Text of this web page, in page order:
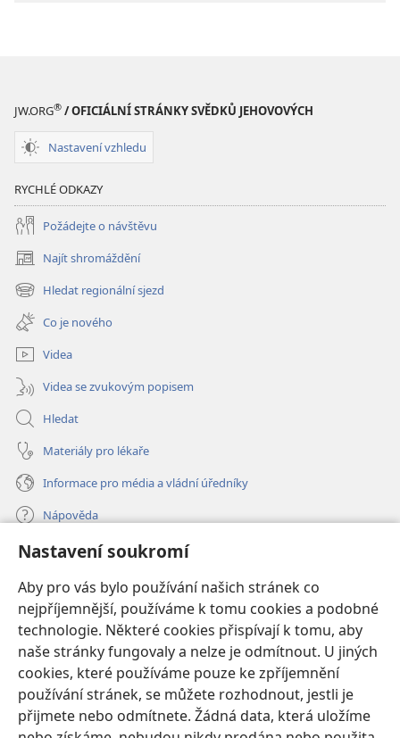
Nastavení soukromí
Aby pro vás bylo používání našich stránek co
nejpříjemnější, používáme k tomu cookies a podobné
technologie. Některé cookies přispívají k tomu, aby
naše stránky fungovaly a nelze je odmítnout. U jiných
cookies, které používáme pouze ke zpříjemnění
používání stránek, se můžete rozhodnout, jestli je
přijmete nebo odmítnete. Žádná data, která uložíme
JW.ORG® / OFICIÁLNÍ STRÁNKY SVĚDKŮ JEHOVOVÝCH
Nastavení vzhledu
RYCHLÉ ODKAZY
Požádejte o návštěvu
Najít shromáždění
(otevřeno
nové
okno)
Hledat regionální sjezd
(otevřeno
nové
okno)
Co je nového
Videa
Videa se zvukovým popisem
Hledat
Materiály pro lékaře
Informace pro média a vládní úředníky
Nápověda
Dary
nové
okno) ONLINE KNIHOVNA Strážné věže
(otevřeno
nové
okno)JW Hub®
(otevřeno
nové
okno)JW Library ®
Watchtower Library